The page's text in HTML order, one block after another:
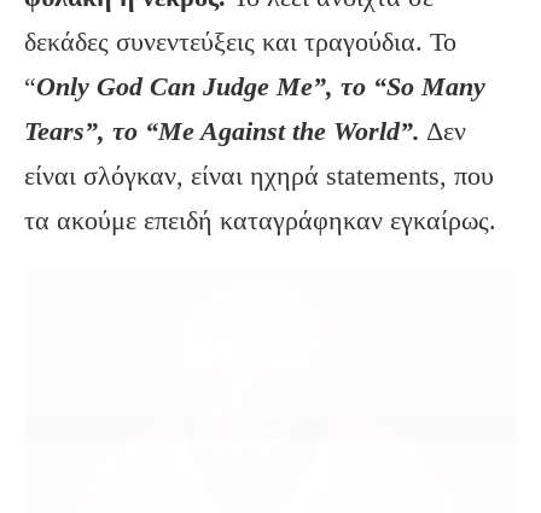
δεκάδες συνεντεύξεις και τραγούδια. Το
“Only God Can Judge Me”, το “So Many
Tears”, το “Me Against the World”. Δεν
είναι σλόγκαν, είναι ηχηρά statements, που
τα ακούμε επειδή καταγράφηκαν εγκαίρως.